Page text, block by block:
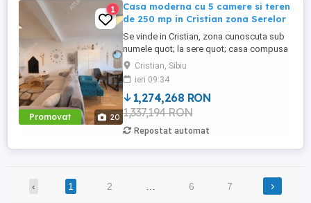
Promovat 20
1
Casa moderna cu 5 camere si teren
de 250 mp in Cristian zona Serelor
Se vinde in Cristian, zona cunoscuta sub
numele quot; la sere quot; casa compusa
din 5 camere decomandate cu 2 bai in
suprafata totala de 149.55 mp si teren
total de 250 mp. Imobilul a fost construit
in anul 2022, are regimul de inaltime
Parter+Etaj+Pod, pozitionata pe un teren
de 250 mp cu deschidere ...
Cristian, Sibiu
ieri 09:34
1,274,268 RON
1,337,194 RON
Repostat automat
‹ 1 2 6 7 ›